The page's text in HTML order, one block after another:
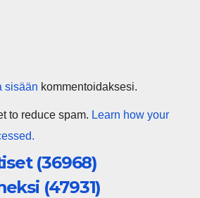
sisään kommentoidaksesi.
to reduce spam. Learn how your
(36968)
(47931)